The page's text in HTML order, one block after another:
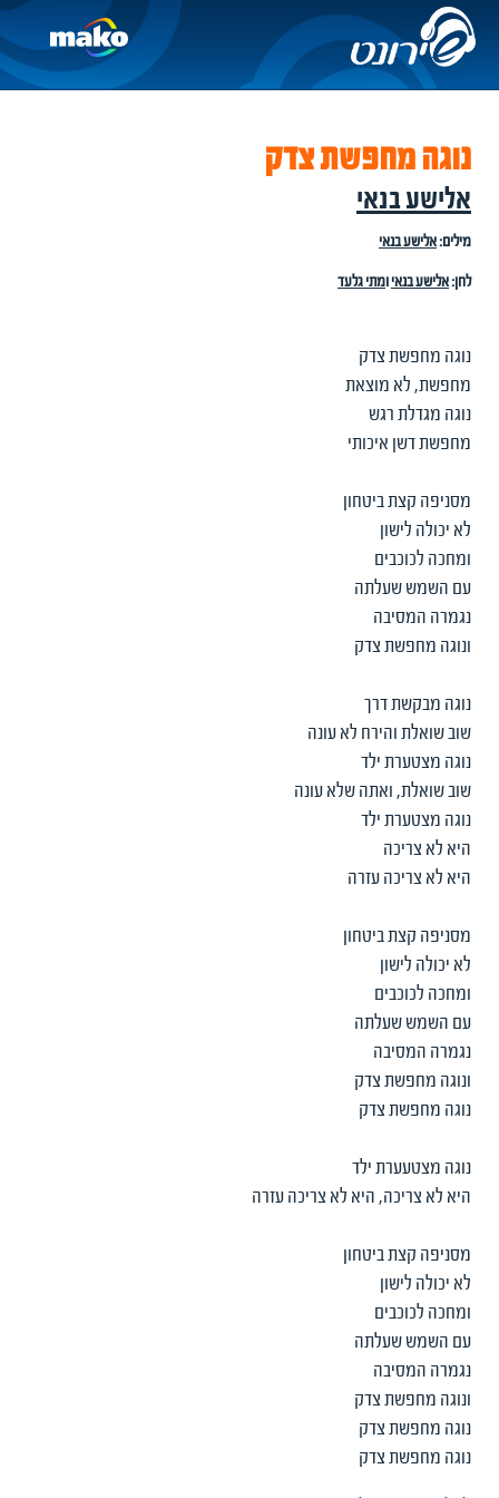
נוגה מחפשת צדק
אלישע בנאי
מילים:אלישע בנאי
לחן:אלישע בנאיומתי גלעד
נוגה מחפשת צדק
מחפשת, לא מוצאת
נוגה מגדלת רגש
מחפשת דשן איכותי
מסניפה קצת ביטחון
לא יכולה לישון
ומחכה לכוכבים
עם השמש שעלתה
נגמרה המסיבה
ונוגה מחפשת צדק
נוגה מבקשת דרך
שוב שואלת והירח לא עונה
נוגה מצטערת ילד
שוב שואלת, ואתה שלא עונה
נוגה מצטערת ילד
היא לא צריכה
היא לא צריכה עזרה
מסניפה קצת ביטחון
לא יכולה לישון
ומחכה לכוכבים
עם השמש שעלתה
נגמרה המסיבה
ונוגה מחפשת צדק
נוגה מחפשת צדק
נוגה מצטעערת ילד
היא לא צריכה, היא לא צריכה עזרה
מסניפה קצת ביטחון
לא יכולה לישון
ומחכה לכוכבים
עם השמש שעלתה
נגמרה המסיבה
ונוגה מחפשת צדק
נוגה מחפשת צדק
נוגה מחפשת צדק